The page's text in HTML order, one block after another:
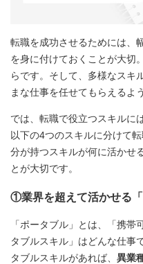
転職を成功させるためには、
を身に付けておくことが大切
らです。そして、多様なスキ
まな仕事を任せてもらえるよ
では、転職で役立つスキルに
以下の4つのスキルに分けて
分が持つスキルが何に活かせ
とが大切です。
①業界を超えて活かせる
「ポータブル」とは、「携
タブルスキル」はどんな仕事
タブルスキルがあれば、 異業